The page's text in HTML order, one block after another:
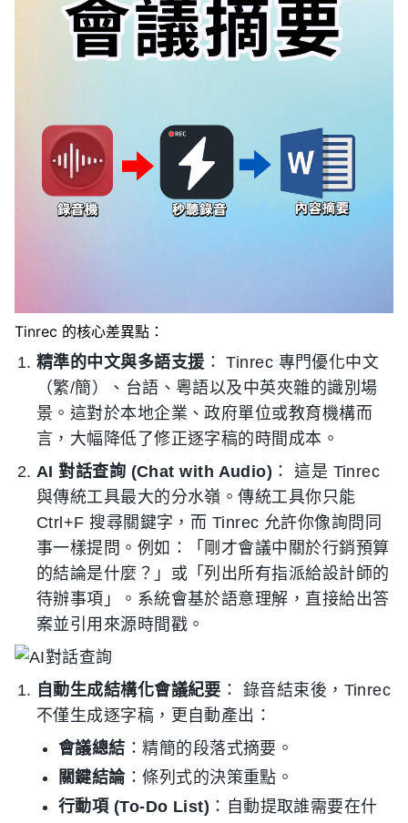
Tinrec 的核心差異點：
精準的中文與多語支援 ： Tinrec 專門優化中文
（繁/簡）、台語、粵語以及中英夾雜的識別場
景。這對於本地企業、政府單位或教育機構而
言，大幅降低了修正逐字稿的時間成本。
AI 對話查詢 (Chat with Audio) ： 這是 Tinrec
與傳統工具最大的分水嶺。傳統工具你只能
Ctrl+F 搜尋關鍵字，而 Tinrec 允許你像詢問同
事一樣提問。例如：「剛才會議中關於行銷預算
的結論是什麼？」或「列出所有指派給設計師的
待辦事項」。系統會基於語意理解，直接給出答
案並引用來源時間戳。
自動生成結構化會議紀要 ： 錄音結束後，Tinrec
不僅生成逐字稿，更自動產出：
會議總結 ：精簡的段落式摘要。
關鍵結論：條列式的決策重點。
行動項 (To-Do List) ：自動提取誰需要在什